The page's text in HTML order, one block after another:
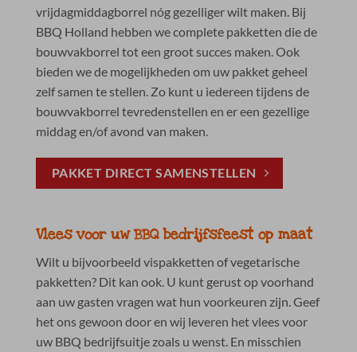
vrijdagmiddagborrel nóg gezelliger wilt maken. Bij
BBQ Holland hebben we complete pakketten die de
bouwvakborrel tot een groot succes maken. Ook
bieden we de mogelijkheden om uw pakket geheel
zelf samen te stellen. Zo kunt u iedereen tijdens de
bouwvakborrel tevredenstellen en er een gezellige
middag en/of avond van maken.
PAKKET DIRECT SAMENSTELLEN
Vlees voor uw BBQ bedrijfsfeest op maat
Wilt u bijvoorbeeld vispakketten of vegetarische
pakketten? Dit kan ook. U kunt gerust op voorhand
aan uw gasten vragen wat hun voorkeuren zijn. Geef
het ons gewoon door en wij leveren het vlees voor
uw BBQ bedrijfsuitje zoals u wenst. En misschien